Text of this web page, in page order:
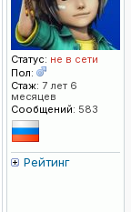
Статус: не в сети
Пол:
Стаж: 7 лет 6
месяцев
Сообщений: 583
Рейтинг